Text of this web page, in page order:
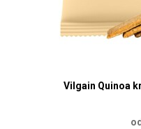
Vilgain Quinoa